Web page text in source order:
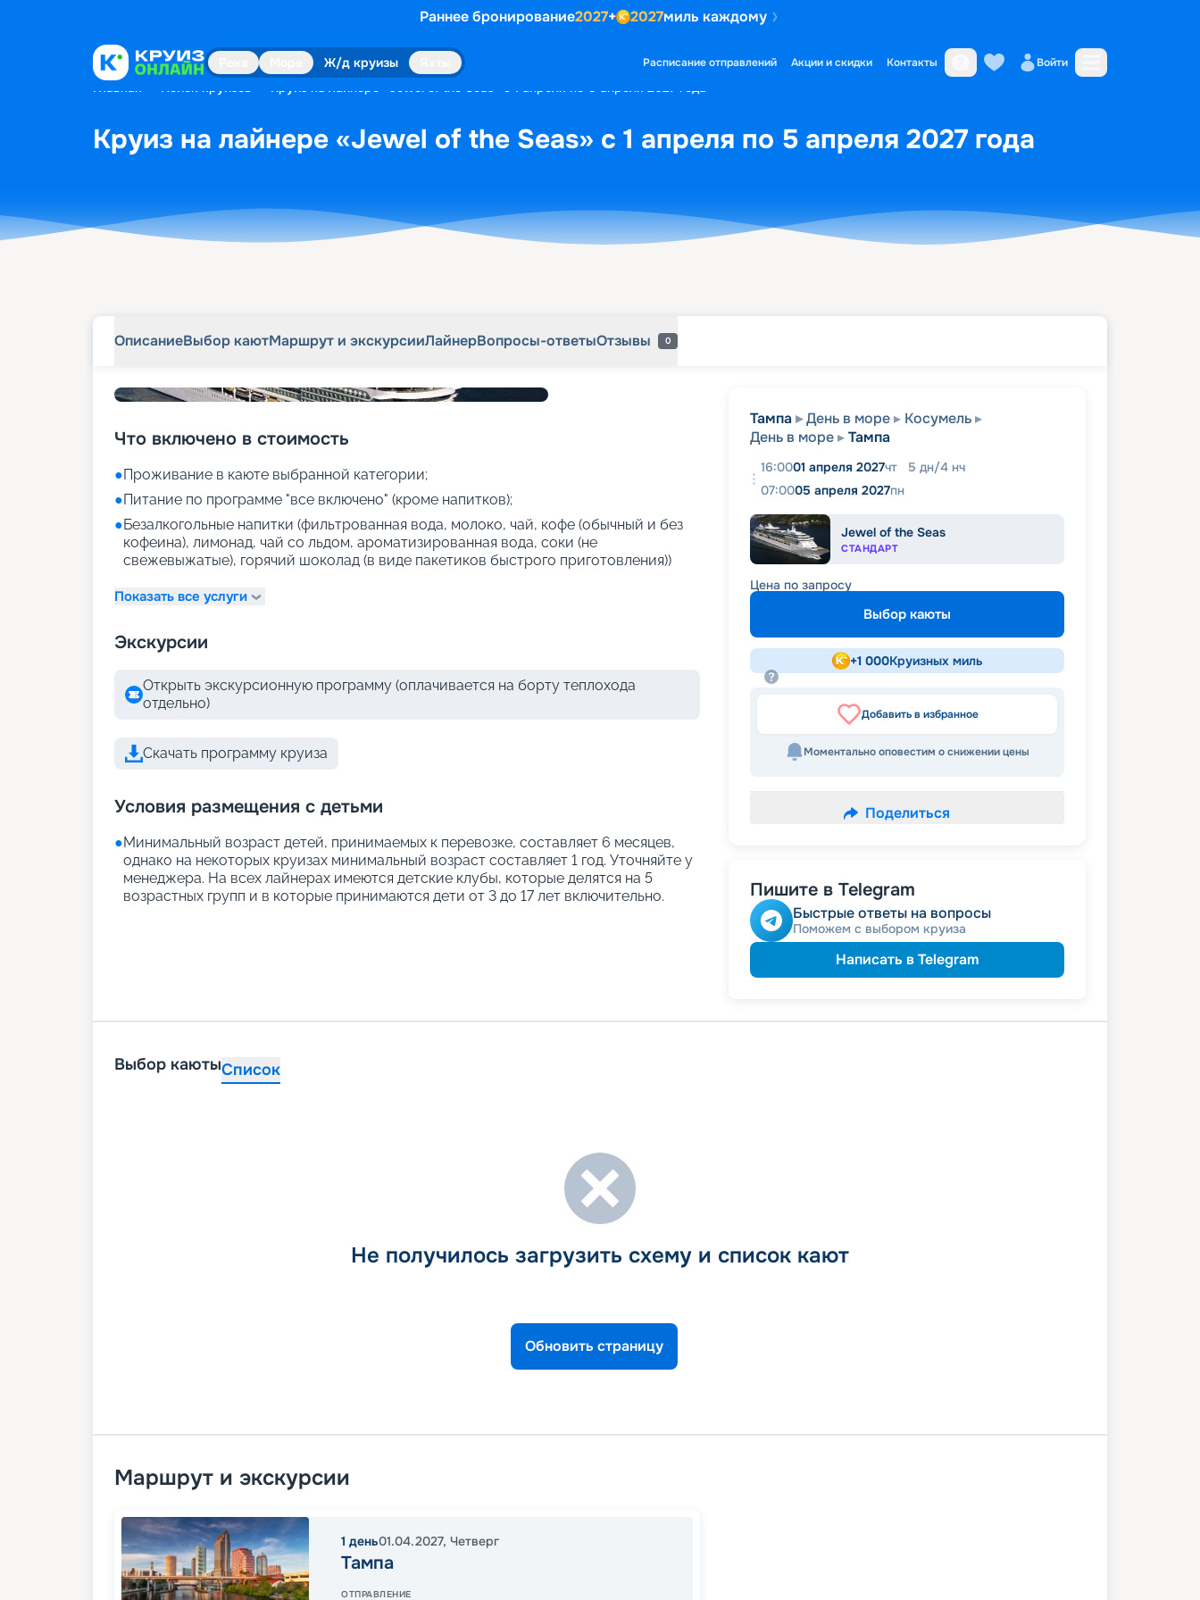
Раннее бронирование2027+ 2027миль каждому
Ж/д круизы Расписание отправлений Акции и скидки Контакты Войти
Главная Поиск круизов Круиз на лайнере «Jewel of the Seas» с 1 апреля по 5 апреля 2027 года
Круиз на лайнере «Jewel of the Seas» с 1 апреля по 5 апреля 2027 года
ОписаниеВыбор каютМаршрут и экскурсииЛайнерВопросы-ответыОтзывы 0
Что включено в стоимость
●Проживание в каюте выбранной категории;
●Питание по программе "все включено" (кроме напитков);
●Безалкогольные напитки (фильтрованная вода, молоко, чай, кофе (обычный и без
кофеина), лимонад, чай со льдом, ароматизированная вода, соки (не
свежевыжатые), горячий шоколад (в виде пакетиков быстрого приготовления))
Показать все услуги
Экскурсии
Открыть экскурсионную программу (оплачивается на борту теплохода
отдельно)
Скачать программу круиза
Условия размещения с детьми
●Минимальный возраст детей, принимаемых к перевозке, составляет 6 месяцев,
однако на некоторых круизах минимальный возраст составляет 1 год. Уточняйте у
менеджера. На всех лайнерах имеются детские клубы, которые делятся на 5
возрастных групп и в которые принимаются дети от 3 до 17 лет включительно.
Тампа День в море
Косумель
День в море
Тампа
16:0001 апреля 2027чт 5 дн/4 нч
07:0005 апреля 2027пн
Jewel of the Seas
СТАНДАРТ
Цена по запросу
Выбор каюты
+1 000Круизных миль
Добавить в избранное
Моментально оповестим о снижении цены
Поделиться
Пишите в Telegram
Быстрые ответы на вопросы
Поможем с выбором круиза
Написать в Telegram
Выбор каютыСписок
Не получилось загрузить схему и список кают
Обновить страницу
Маршрут и экскурсии
1 день01.04.2027, Четверг
Тампа
ОТПРАВЛЕНИЕ